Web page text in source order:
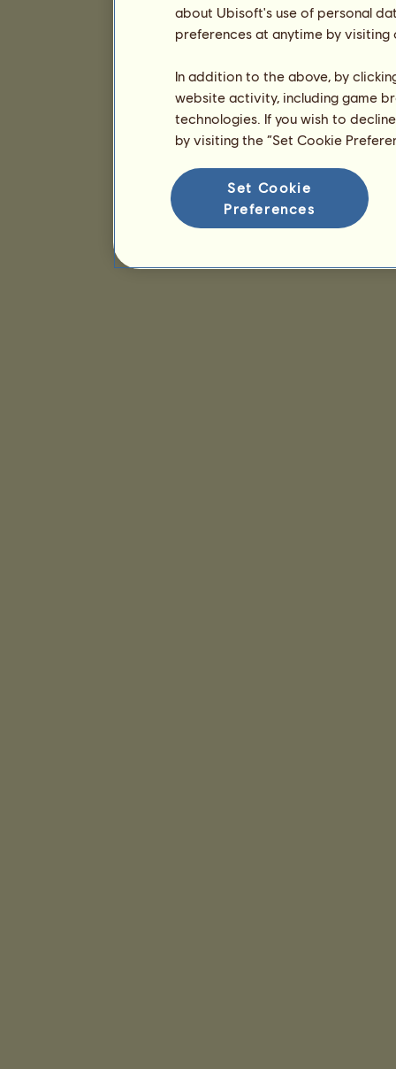
about Ubisoft's use of personal
preferences at anytime by
In addition to the above, by
website activity, including game
technologies. If you wish to
by visiting the “Set Cookie
Set Cookie
Preferences